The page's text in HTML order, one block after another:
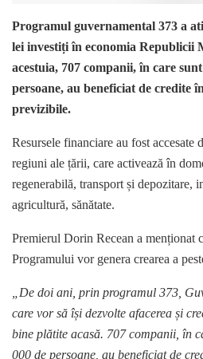
Programul guvernamental 373 a
lei investiți în economia Republicii
acestuia, 707 companii, în care
persoane, au beneficiat de credite
previzibile.
Resursele financiare au fost accesate
regiuni ale țării, care activează în
regenerabilă, transport și depozitare,
agricultură, sănătate.
Premierul Dorin Recean a menționat
Programului vor genera crearea a
„De doi ani, prin programul 373,
care vor să își dezvolte afacerea și
bine plătite acasă. 707 companii, în
000 de persoane, au beneficiat de